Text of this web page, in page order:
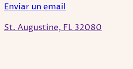
Enviar un email
St. Augustine, FL 32080